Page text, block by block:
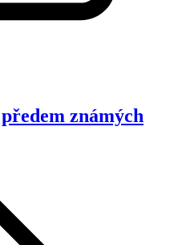
známých